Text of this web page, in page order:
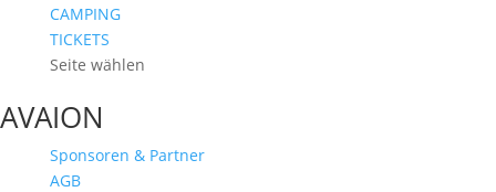
CAMPING
TICKETS
Seite wählen
AVAION
Sponsoren & Partner
AGB